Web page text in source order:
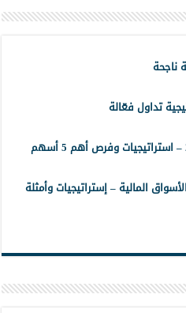
ناجحة
تداول فعّالة
المالية – إستراتيجيات وأمثلة